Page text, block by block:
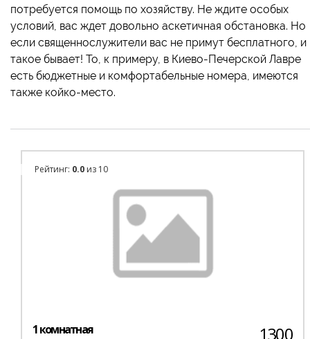
потребуется помощь по хозяйству. Не ждите особых
условий, вас ждет довольно аскетичная обстановка. Но
если священнослужители вас не примут бесплатного, и
такое бывает! То, к примеру, в Киево-Печерской Лавре
есть бюджетные и комфортабельные номера, имеются
также койко-место.
Рейтинг: 0.0 из 10
1 комнатная
1300